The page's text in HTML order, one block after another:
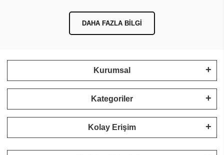
DAHA FAZLA BILGI
Kurumsal
Kategoriler
Kolay Erişim